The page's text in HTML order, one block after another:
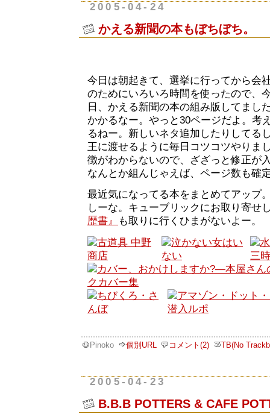
2005-04-24
かえる新聞の本もぼちぼち。
今日は朝起きて、選挙に行ってから会
のためにいろいろ時間を使ったので、
日、かえる新聞の本の組み版してまし
かかるなー。やっと30ページだよ。考
るねー。新しいネタ追加したりしてる
王に渡せるように毎日コツコツやりま
徴がわからないので、ざざっと修正が
なんとか組んじゃえば、ページ数も確
最近気になってる本をまとめてアップ
しーな。キューブリックにお取り寄せ
歴書』
も取りに行くひまがないよー。
Pinoko 個別URL コメント(2) TB(No
2005-04-23
B.B.B POTTERS & CAFE